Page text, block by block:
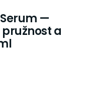
Serum —
a